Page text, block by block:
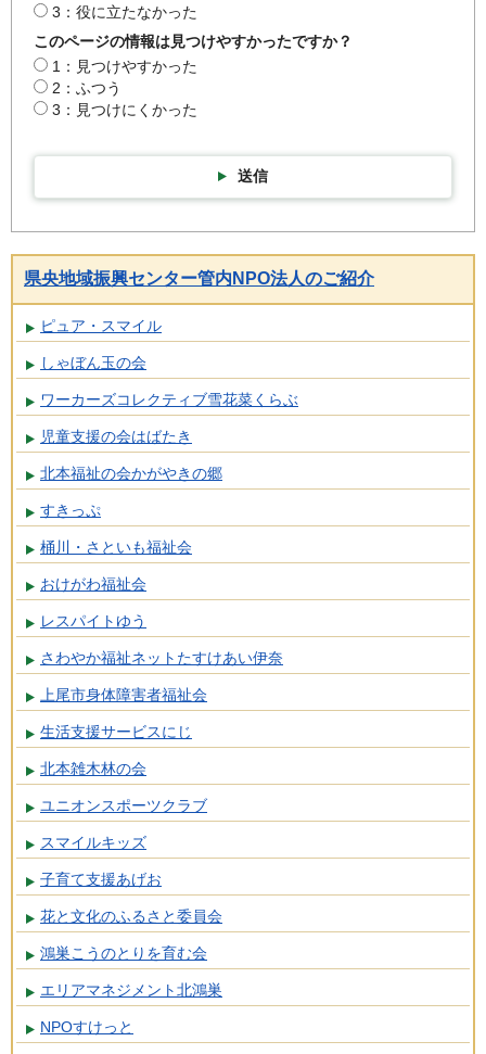
3：役に立たなかった
このページの情報は見つけやすかったですか？
1：見つけやすかった
2：ふつう
3：見つけにくかった
送信
県央地域振興センター管内NPO法人のご紹介
ピュア・スマイル
しゃぼん玉の会
ワーカーズコレクティブ雪花菜くらぶ
児童支援の会はばたき
北本福祉の会かがやきの郷
すきっぷ
桶川・さといも福祉会
おけがわ福祉会
レスパイトゆう
さわやか福祉ネットたすけあい伊奈
上尾市身体障害者福祉会
生活支援サービスにじ
北本雑木林の会
ユニオンスポーツクラブ
スマイルキッズ
子育て支援あげお
花と文化のふるさと委員会
鴻巣こうのとりを育む会
エリアマネジメント北鴻巣
NPOすけっと